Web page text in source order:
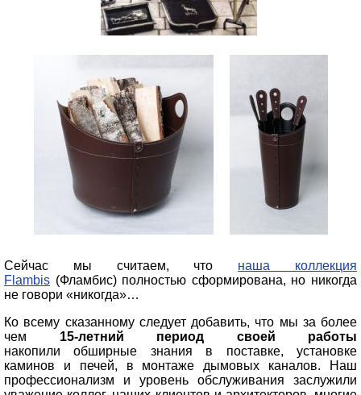
Сейчас мы считаем, что наша коллекция
Flambis (Фламбис) полностью сформирована, но никогда
не говори «никогда»…
Ко всему сказанному следует добавить, что мы за более
чем 15-летний период своей работы
накопили обширные знания в поставке, установке
каминов и печей, в монтаже дымовых каналов. Наш
профессионализм и уровень обслуживания заслужили